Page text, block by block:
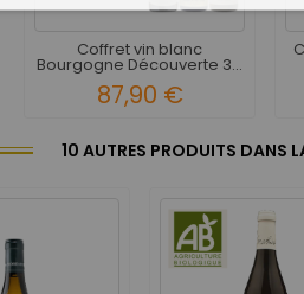
Coffret vin blanc
Bourgogne Découverte 3...
87,90 €
10 AUTRES PRODUITS DANS